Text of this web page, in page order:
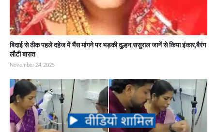
बिदाई से ठीक पहले दहेज में भैंस मांगने पर भड़की दुल्हन,ससुराल जानें से किया इंकार,बैरंग
लौटी बारात
November 24, 2025